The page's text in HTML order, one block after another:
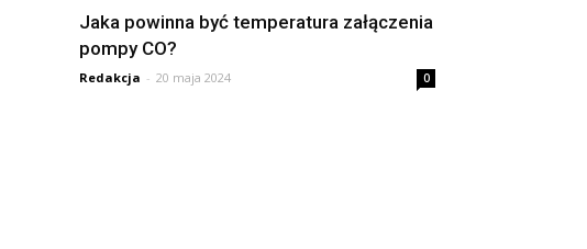
Jaka powinna być temperatura załączenia
pompy CO?
Redakcja - 20 maja 2024 0